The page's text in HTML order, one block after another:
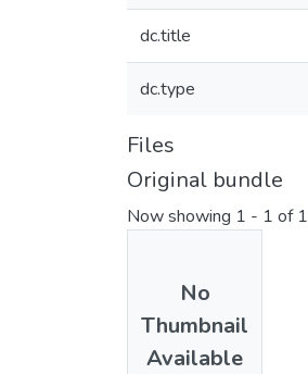
dc.title
dc.type
Files
Original bundle
Now showing 1 - 1 of 1
No
Thumbnail
Available